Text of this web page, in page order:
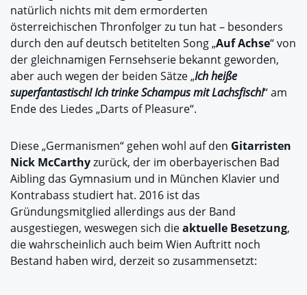
natürlich nichts mit dem ermorderten
österreichischen Thronfolger zu tun hat – besonders
durch den auf deutsch betitelten Song „Auf Achse“ von
der gleichnamigen Fernsehserie bekannt geworden,
aber auch wegen der beiden Sätze „Ich heiße
superfantastisch! Ich trinke Schampus mit Lachsfisch!“ am
Ende des Liedes „Darts of Pleasure“.
Diese „Germanismen“ gehen wohl auf den Gitarristen
Nick McCarthyzurück, der im oberbayerischen Bad
Aibling das Gymnasium und in München Klavier und
Kontrabass studiert hat. 2016 ist das
Gründungsmitglied allerdings aus der Band
ausgestiegen, weswegen sich dieaktuelle Besetzung,
die wahrscheinlich auch beim Wien Auftritt noch
Bestand haben wird, derzeit so zusammensetzt: